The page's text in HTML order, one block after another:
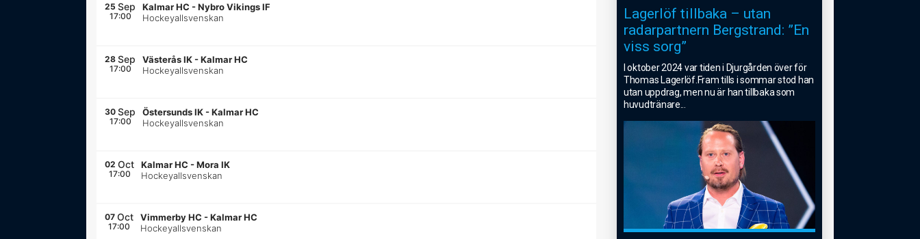
25 Sep
17:00
Kalmar HC -Nybro Vikings IF
Hockeyallsvenskan
28 Sep
17:00
Västerås IK -Kalmar HC
Hockeyallsvenskan
30 Sep
17:00
Östersunds IK -Kalmar HC
Hockeyallsvenskan
02 Oct
17:00
Kalmar HC -Mora IK
Hockeyallsvenskan
07 Oct
17:00
Vimmerby HC -Kalmar HC
Hockeyallsvenskan
Lagerlöf tillbaka – utan
radarpartnern Bergstrand: ”En
viss sorg”
I oktober 2024 var tiden i Djurgården över för
Thomas Lagerlöf.Fram tills i sommar stod han
utan uppdrag, men nu är han tillbaka som
huvudtränare